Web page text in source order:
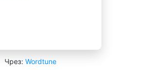
Чрез: Wordtune